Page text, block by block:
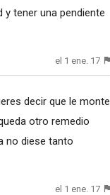
y tener una pendiente
el 1 ene. 17
decir que le monte
otro remedio
no diese tanto
el 1 ene. 17